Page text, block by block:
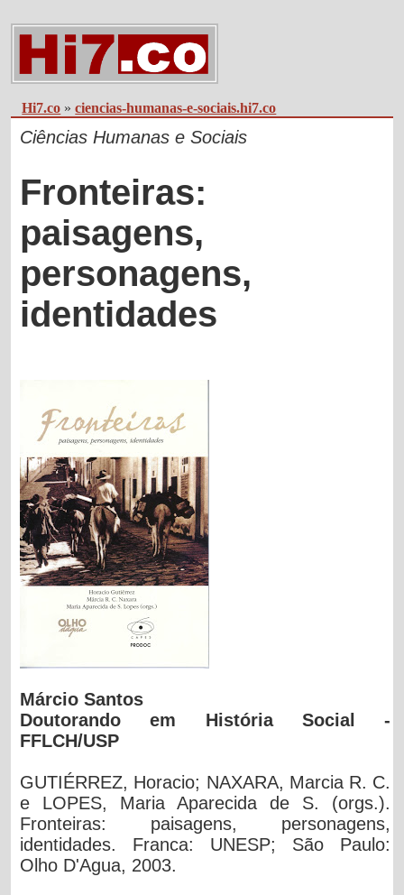
Hi7.co »ciencias-humanas-e-sociais.hi7.co
Ciências Humanas e Sociais
Fronteiras:
paisagens,
personagens,
identidades
Márcio Santos
Doutorando em História Social -
FFLCH/USP
GUTIÉRREZ, Horacio; NAXARA, Marcia R. C.
e LOPES, Maria Aparecida de S. (orgs.).
Fronteiras: paisagens, personagens,
identidades. Franca: UNESP; São Paulo:
Olho D'Agua, 2003.